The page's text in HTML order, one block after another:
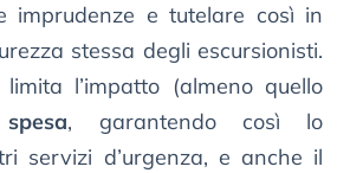
imprudenze e tutelare così in
stessa degli escursionisti.
l’impatto (almeno quello
spesa, garantendo così lo
servizi d’urgenza, e anche il